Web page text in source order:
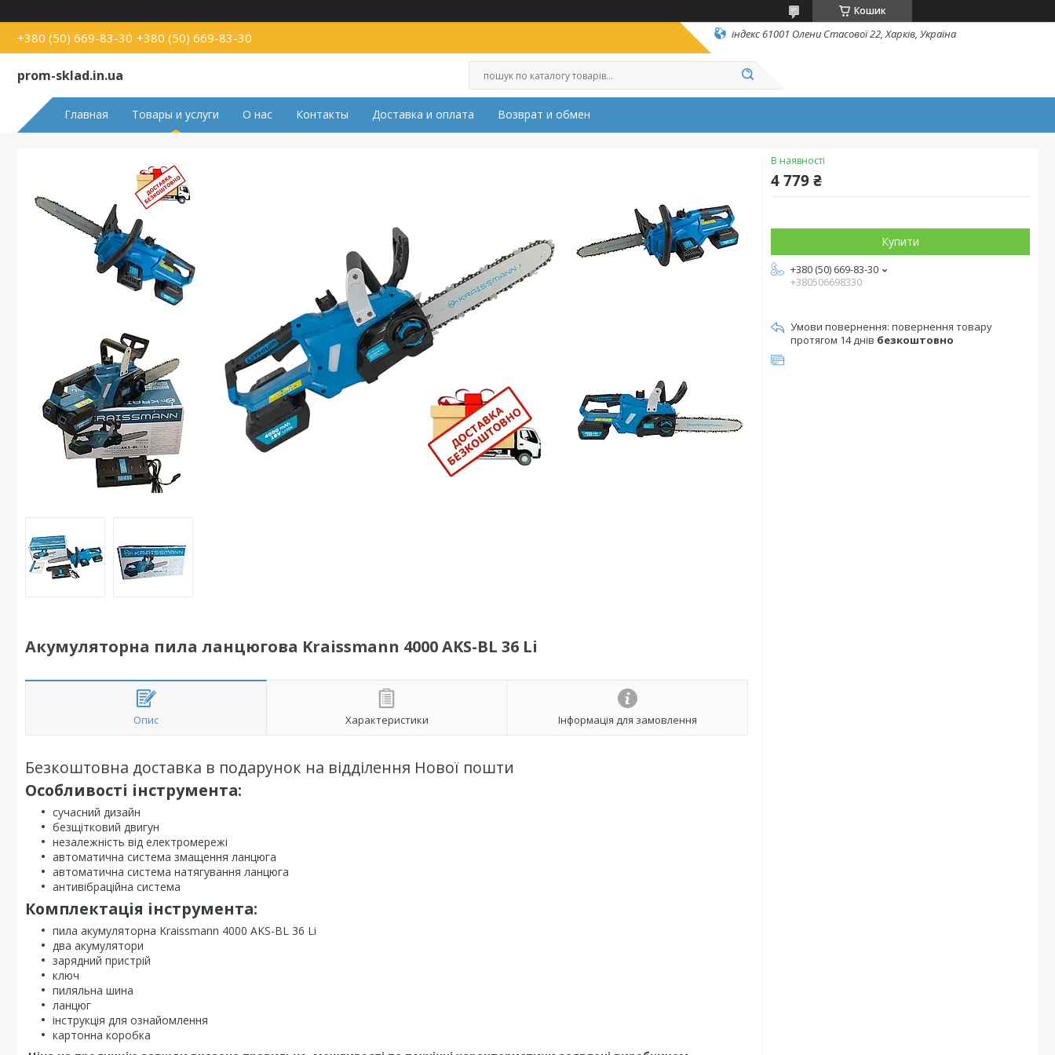
Кошик
+380 (50) 669-83-30 +380 (50) 669-83-30 індекс 61001 Олени Стасової 22, Харків, Україна
prom-sklad.in.ua
Главная Товары и услуги О нас Контакты Доставка и оплата Возврат и обмен
Акумуляторна пила ланцюгова Kraissmann 4000 AKS-BL 36 Li
Опис Характеристики Інформація для замовлення
Безкоштовна доставка в подарунок на відділення Нової пошти
Особливості інструмента:
сучасний дизайн
безщітковий двигун
незалежність від електромережі
автоматична система змащення ланцюга
автоматична система натягування ланцюга
антивібраційна система
Комплектація інструмента:
пила акумуляторна Kraissmann 4000 AKS-BL 36 Li
два акумулятори
зарядний пристрій
ключ
пиляльна шина
ланцюг
інструкція для ознайомлення
картонна коробка
В наявності
4 779 ₴
Купити
+380 (50) 669-83-30
+380506698330
повернення товару
протягом 14 днів безкоштовно